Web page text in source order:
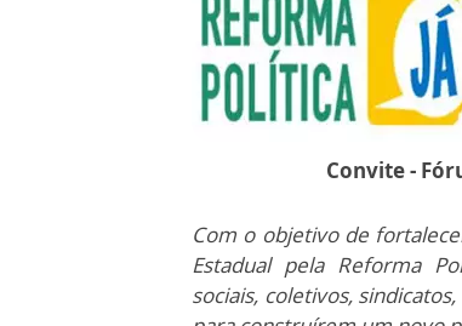
Convite -
Com o objetivo de
Estadual pela Reforma
sociais, coletivos,